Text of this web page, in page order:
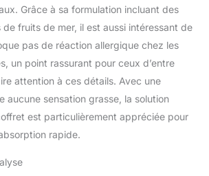
imperfections, aide à
estomper les cicatrices et
peut aider à guérir la
peau. Parce qu'il utilise
des ingrédients naturels,
il fait tout cela sans
dessécher votre peau, la
laissant douce, lisse et
éclatante. Ce sérum aide
à protéger la peau de la
Grâce à sa formulation incluant des
fruits de mer, il est aussi intéressant de
pas de réaction allergique chez les
un point rassurant pour ceux d’entre
attention à ces détails. Avec une
aucune sensation grasse, la solution
est particulièrement appréciée pour
rapide.